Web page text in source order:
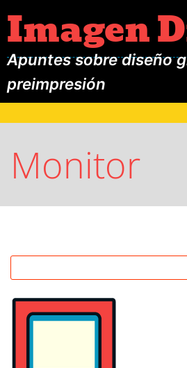
Imagen
Apuntes sobre diseño
preimpresión
Monitor